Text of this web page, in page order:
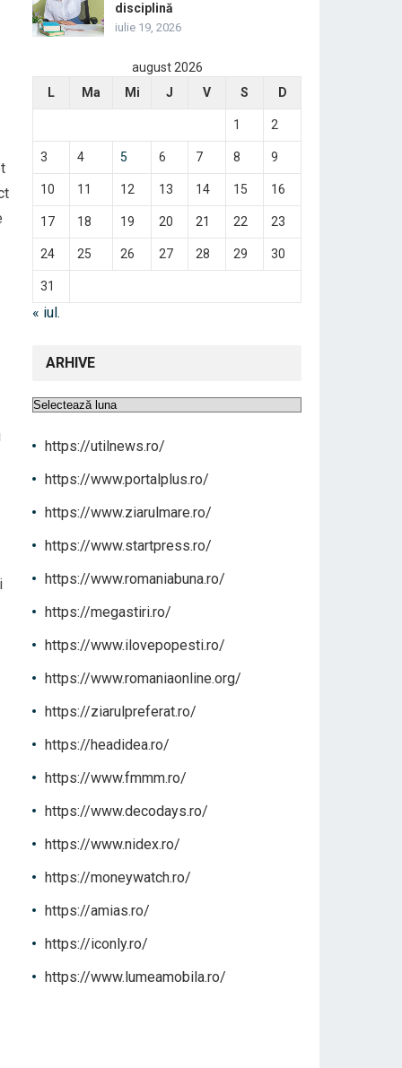
disciplină
iulie 19, 2026
august 2026
L
Ma Mi J V S D
1 2
3 4 5 6 7 8 9
10 11 12 13 14 15 16
17 18 19 20 21 22 23
24 25 26 27 28 29 30
31
« iul.
ARHIVE
Arhive
https://utilnews.ro/
https://www.portalplus.ro/
https://www.ziarulmare.ro/
https://www.startpress.ro/
https://www.romaniabuna.ro/
https://megastiri.ro/
https://www.ilovepopesti.ro/
https://www.romaniaonline.org/
https://ziarulpreferat.ro/
https://headidea.ro/
https://www.fmmm.ro/
https://www.decodays.ro/
https://www.nidex.ro/
https://moneywatch.ro/
https://amias.ro/
https://iconly.ro/
https://www.lumeamobila.ro/